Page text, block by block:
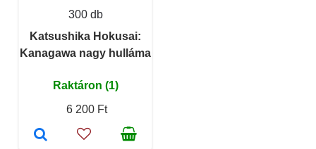
300 db
Katsushika Hokusai:
Kanagawa nagy hulláma
Raktáron (1)
6 200 Ft